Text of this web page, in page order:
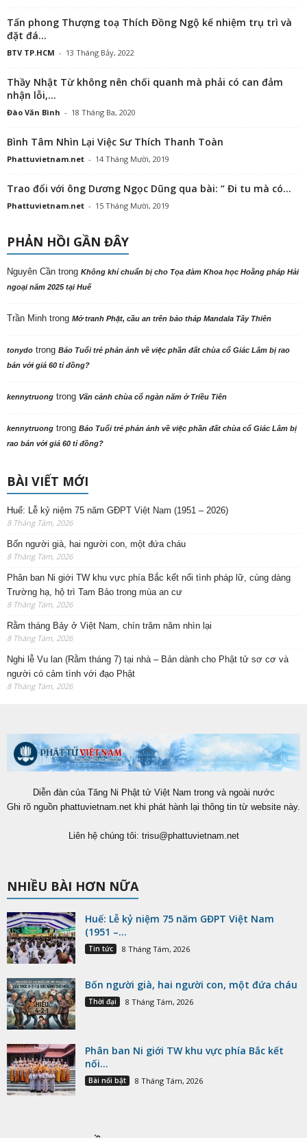
Tấn phong Thượng toạ Thích Đồng Ngộ kế nhiệm trụ trì và
đặt đá...
BTV TP.HCM - 13 Tháng Bảy, 2022
Thầy Nhật Từ không nên chối quanh mà phải có can đảm
nhận lỗi,...
Đào Văn Bình - 18 Tháng Ba, 2020
Bình Tâm Nhìn Lại Việc Sư Thích Thanh Toàn
Phattuvietnam.net - 14 Tháng Mười, 2019
Trao đổi với ông Dương Ngọc Dũng qua bài: “ Đi tu mà có...
Phattuvietnam.net - 15 Tháng Mười, 2019
PHẢN HỒI GẦN ĐÂY
Nguyên Cần trong Không khí chuẩn bị cho Tọa đàm Khoa học Hoằng pháp Hải
ngoại năm 2025 tại Huế
Trần Minh trong Mở tranh Phật, cầu an trên bảo tháp Mandala Tây Thiên
tonydo trong Báo Tuổi trẻ phản ảnh về việc phần đất chùa cổ Giác Lâm bị rao
bán với giá 60 tỉ đồng?
kennytruong trong Vãn cảnh chùa cổ ngàn năm ở Triều Tiên
kennytruong trong Báo Tuổi trẻ phản ảnh về việc phần đất chùa cổ Giác Lâm bị
rao bán với giá 60 tỉ đồng?
BÀI VIẾT MỚI
Huế: Lễ kỷ niệm 75 năm GĐPT Việt Nam (1951 – 2026)
8 Tháng Tám, 2026
Bốn người già, hai người con, một đứa cháu
8 Tháng Tám, 2026
Phân ban Ni giới TW khu vực phía Bắc kết nối tình pháp lữ, cúng dàng
Trường hạ, hộ trì Tam Bảo trong mùa an cư
8 Tháng Tám, 2026
Rằm tháng Bảy ở Việt Nam, chín trăm năm nhìn lại
8 Tháng Tám, 2026
Nghi lễ Vu lan (Rằm tháng 7) tại nhà – Bản dành cho Phật tử sơ cơ và
người có cảm tình với đạo Phật
8 Tháng Tám, 2026
Diễn đàn của Tăng Ni Phật tử Việt Nam trong và ngoài nước
Ghi rõ nguồn phattuvietnam.net khi phát hành lại thông tin từ website này.
Liên hệ chúng tôi: trisu@phattuvietnam.net
NHIỀU BÀI HƠN NỮA
Huế: Lễ kỷ niệm 75 năm GĐPT Việt Nam
(1951 –...
Tin tức 8 Tháng Tám, 2026
Bốn người già, hai người con, một đứa cháu
Thời đại 8 Tháng Tám, 2026
Phân ban Ni giới TW khu vực phía Bắc kết
nối...
Bài nổi bật 8 Tháng Tám, 2026